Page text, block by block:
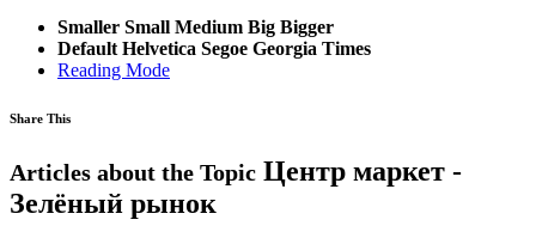
Smaller Small Medium Big Bigger
Default Helvetica Segoe Georgia Times
Reading Mode
Share This
Articles about the Topic Центр маркет -
Зелёный рынок